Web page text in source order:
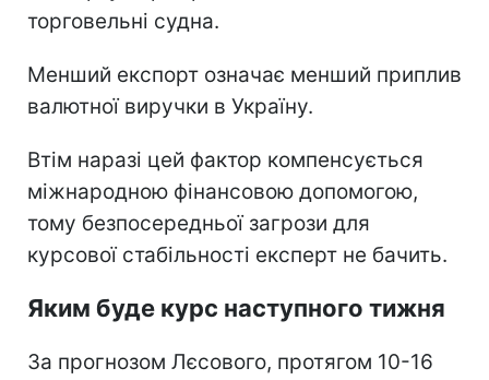
торговельні судна.
Менший експорт означає менший приплив
валютної виручки в Україну.
Втім наразі цей фактор компенсується
міжнародною фінансовою допомогою,
тому безпосередньої загрози для
курсової стабільності експерт не бачить.
Яким буде курс наступного тижня
За прогнозом Лєсового, протягом 10-16